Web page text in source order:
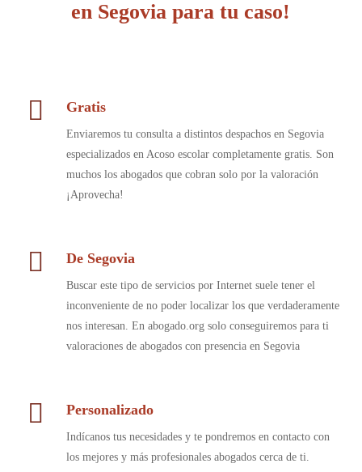
en Segovia para tu caso!
Gratis
Enviaremos tu consulta a distintos despachos en Segovia
especializados en Acoso escolar completamente gratis. Son
muchos los abogados que cobran solo por la valoración
¡Aprovecha!
De Segovia
Buscar este tipo de servicios por Internet suele tener el
inconveniente de no poder localizar los que verdaderamente
nos interesan. En abogado.org solo conseguiremos para ti
valoraciones de abogados con presencia en Segovia
Personalizado
Indícanos tus necesidades y te pondremos en contacto con
los mejores y más profesionales abogados cerca de ti.